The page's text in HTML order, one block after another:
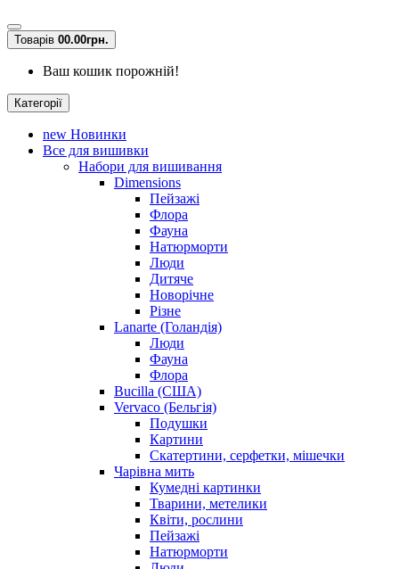
Товарів 00.00грн.
Ваш кошик порожній!
Категорії
new Новинки
Все для вишивки
Набори для вишивання
Dimensions
Пейзажі
Флора
Фауна
Натюрморти
Люди
Дитяче
Новорічне
Різне
Lanarte (Голандія)
Люди
Фауна
Флора
Bucilla (США)
Vervaco (Бельгія)
Подушки
Картини
Скатертини, серфетки, мішечки
Чарiвна мить
Кумедні картинки
Тварини, метелики
Квіти, рослини
Пейзажі
Натюрморти